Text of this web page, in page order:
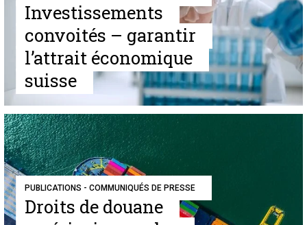
Investissements
convoités – garantir
l’attrait économique
suisse
PUBLICATIONS - COMMUNIQUÉS DE PRESSE
Droits de douane